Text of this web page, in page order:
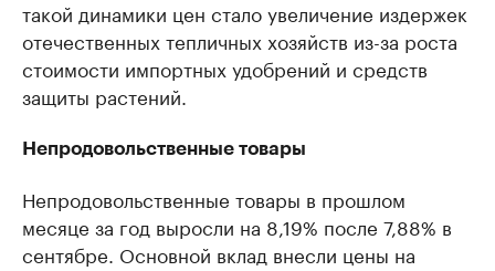
такой динамики цен стало увеличение издержек
отечественных тепличных хозяйств из-за роста
стоимости импортных удобрений и средств
защиты растений.
Непродовольственные товары
Непродовольственные товары в прошлом
месяце за год выросли на 8,19% после 7,88% в
сентябре. Основной вклад внесли цены на